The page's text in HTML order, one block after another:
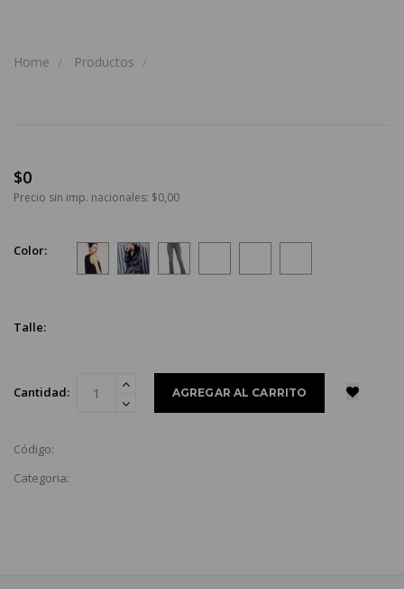
Home Productos
$0
Precio sin imp. nacionales: $0,00
Color:
Talle:
Cantidad:
Código:
Categoria: